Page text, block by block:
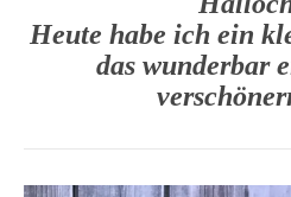
Heute habe ich ein
das wunderbar